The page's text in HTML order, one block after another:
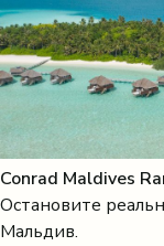
Conrad Maldives
Остановите
Мальдив.